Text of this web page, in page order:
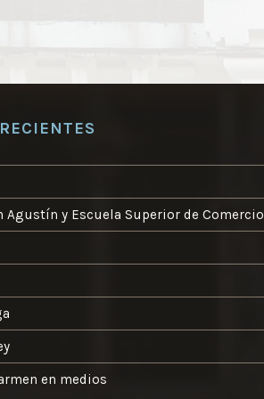
Agustín y Escuela Superior de Comercio
en medios